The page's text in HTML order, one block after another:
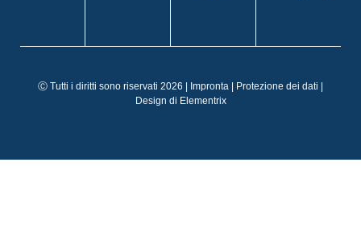
EN
Ⓒ Tutti i diritti sono riservati 2026 | Impronta | Protezione dei dati |
Design di Elementrix